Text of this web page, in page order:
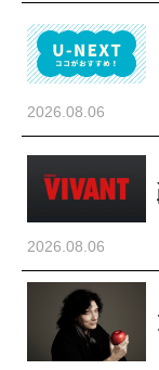
2026.08.06
2026.08.06